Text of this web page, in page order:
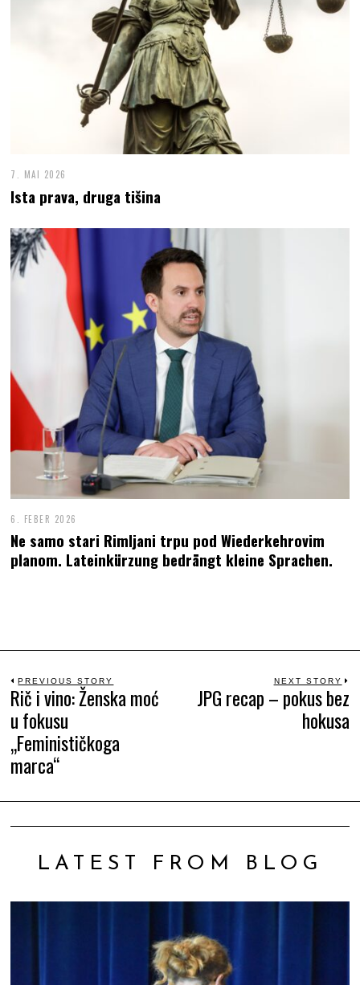
7. MAI 2026
Ista prava, druga tišina
6. FEBER 2026
Ne samo stari Rimljani trpu pod Wiederkehrovim
planom. Lateinkürzung bedrängt kleine Sprachen.
Beitrags-
Navigation
PREVIOUS STORY
Previous
post:
Rič i vino: Ženska moć
u fokusu
„Feminističkoga
marca“
NEXT STORY
JPG recap – pokus bez
hokusa
LATEST FROM BLOG